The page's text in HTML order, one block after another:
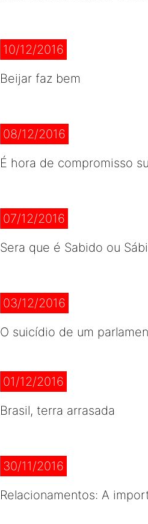
10/12/2016
Beijar faz bem
08/12/2016
É hora de compromisso
07/12/2016
Sera que é Sabido ou
03/12/2016
O suicídio de um
01/12/2016
Brasil, terra arrasada
30/11/2016
Relacionamentos: A